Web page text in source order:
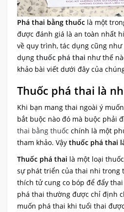
Phá thai bằng thuốc là một
được đánh giá là an toàn nhất
về quy trình, tác dụng cũng
dụng thuốc phá thai như thế
khảo bài viết dưới đây của
Thuốc phá thai là
Khi bạn mang thai ngoài ý
bắt buộc nào đó mà buộc phải
thai bằng thuốc chính là một
tham khảo. Vậy thuốc phá thai
Thuốc phá thai là một loại
sự phát triển của thai nhi trong
thích tử cung co bóp để đẩy
phá thai thường được chỉ định
muốn phá thai khi tuổi thai